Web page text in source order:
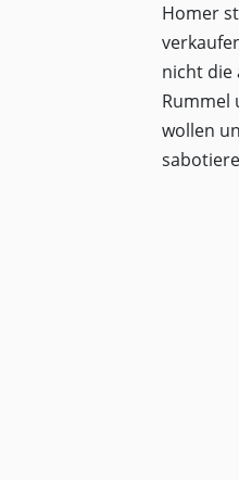
Homer
nicht die
Rummel
wollen